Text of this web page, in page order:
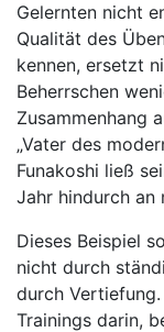
Gelernten nicht
Qualität des
kennen, ersetzt
Beherrschen
Zusammenhang
„Vater des
Funakoshi ließ
Jahr hindurch an
Dieses Beispiel
nicht durch
durch
Trainings darin,